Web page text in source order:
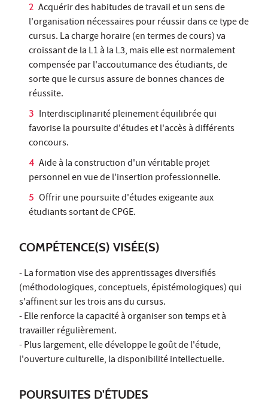
Acquérir des habitudes de travail et un sens de
l'organisation nécessaires pour réussir dans ce type de
cursus. La charge horaire (en termes de cours) va
croissant de la L1 à la L3, mais elle est normalement
compensée par l'accoutumance des étudiants, de
sorte que le cursus assure de bonnes chances de
réussite.
Interdisciplinarité pleinement équilibrée qui
favorise la poursuite d'études et l'accès à différents
concours.
Aide à la construction d'un véritable projet
personnel en vue de l'insertion professionnelle.
Offrir une poursuite d'études exigeante aux
étudiants sortant de CPGE.
COMPÉTENCE(S) VISÉE(S)
- La formation vise des apprentissages diversifiés
(méthodologiques, conceptuels, épistémologiques) qui
s'affinent sur les trois ans du cursus.
- Elle renforce la capacité à organiser son temps et à
travailler régulièrement.
- Plus largement, elle développe le goût de l'étude,
l'ouverture culturelle, la disponibilité intellectuelle.
POURSUITES D'ÉTUDES